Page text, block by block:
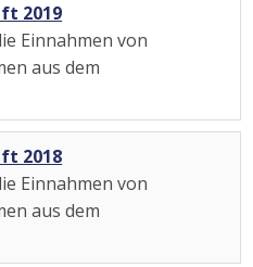
2019
Einnahmen von
aus dem
2018
Einnahmen von
aus dem